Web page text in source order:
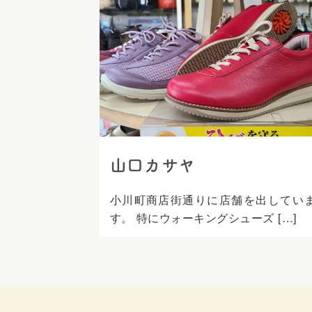
ス
キ
プ
山口カサヤ
小川町商店街通りに店舗を出してい
す。 特にウォーキングシューズ […]